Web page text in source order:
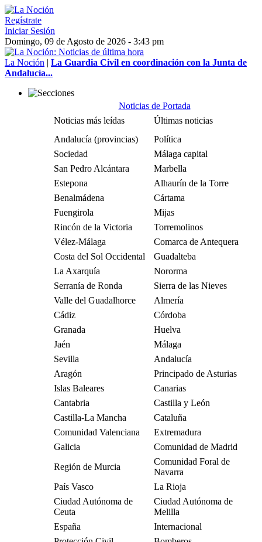
Regístrate
Iniciar Sesión
Domingo, 09 de Agosto de 2026 - 3:43 pm
La Noción | La Guardia Civil en coordinación con la Junta de
Andalucía...
Noticias de Portada
Noticias más leídas
Últimas noticias
Andalucía (provincias)
Política
Sociedad
Málaga capital
San Pedro Alcántara
Marbella
Estepona
Alhaurín de la Torre
Benalmádena
Cártama
Fuengirola
Mijas
Rincón de la Victoria
Torremolinos
Vélez-Málaga
Comarca de Antequera
Costa del Sol Occidental
Guadalteba
La Axarquía
Nororma
Serranía de Ronda
Sierra de las Nieves
Valle del Guadalhorce
Almería
Cádiz
Córdoba
Granada
Huelva
Jaén
Málaga
Sevilla
Andalucía
Aragón
Principado de Asturias
Islas Baleares
Canarias
Cantabria
Castilla y León
Castilla-La Mancha
Cataluña
Comunidad Valenciana
Extremadura
Galicia
Comunidad de Madrid
Región de Murcia
Comunidad Foral de
Navarra
País Vasco
La Rioja
Ciudad Autónoma de
Ceuta
Ciudad Autónoma de
Melilla
España
Internacional